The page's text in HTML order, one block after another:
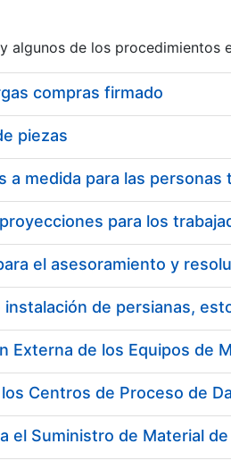
algunos de los procedimientos
compras firmado
piezas
de persianas,